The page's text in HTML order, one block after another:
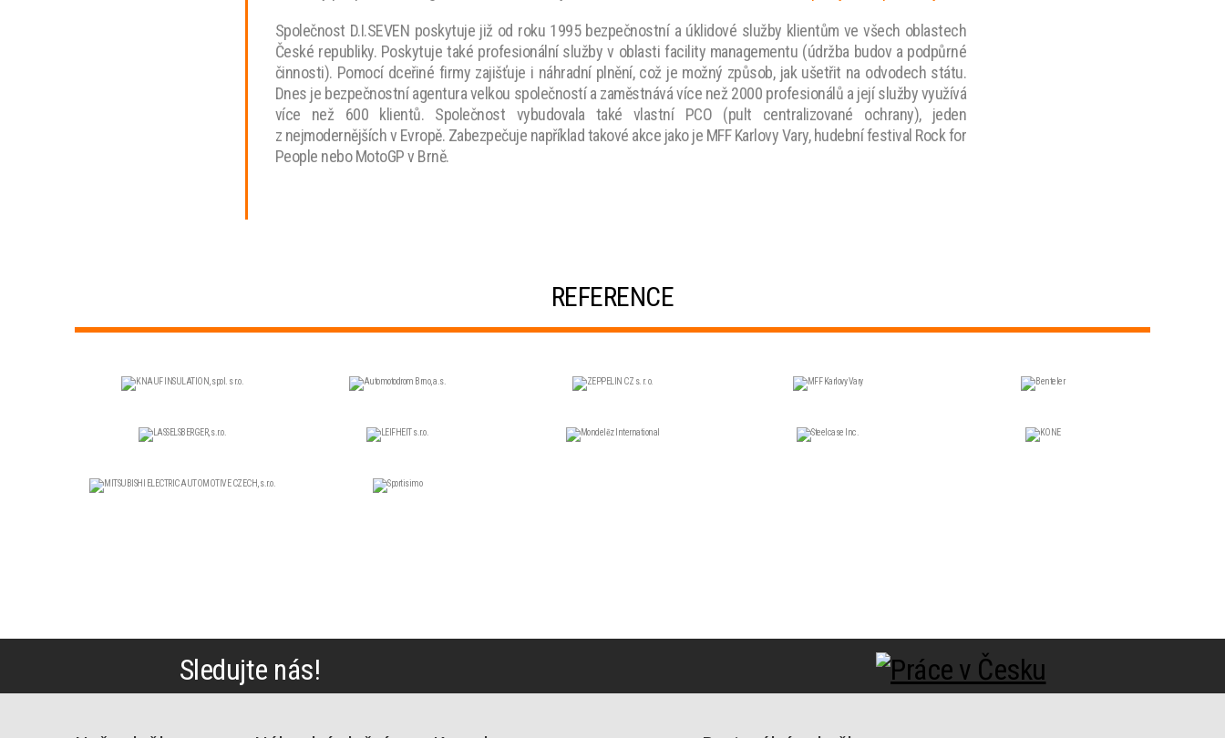
Společnost D.I.SEVEN poskytuje již od roku 1995 bezpečnostní a úklidové služby klientům ve všech oblastech
České republiky. Poskytuje také profesionální služby v oblasti facility managementu (údržba budov a podpůrné
činnosti). Pomocí dceřiné firmy zajišťuje i náhradní plnění, což je možný způsob, jak ušetřit na odvodech státu.
Dnes je bezpečnostní agentura velkou společností a zaměstnává více než 2000 profesionálů a její služby využívá
více než 600 klientů. Společnost vybudovala také vlastní PCO (pult centralizované ochrany), jeden
z nejmodernějších v Evropě. Zabezpečuje například takové akce jako je MFF Karlovy Vary, hudební festival Rock for
People nebo MotoGP v Brně.
REFERENCE
Sledujte nás!